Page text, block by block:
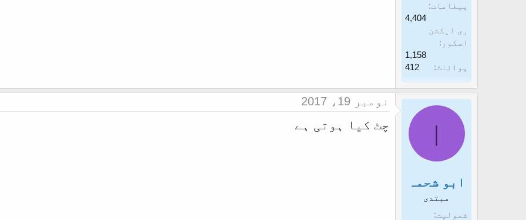
پیغامات
4,404
ری ایکشن
اسکور
1,158
پوائنٹ
412
ا
ابو شحمہ
مبتدی
شمولیت
نومبر 19، 2017
چٹ کیا ہوتی ہے